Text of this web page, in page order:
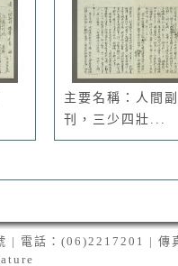
主要名稱：人間副
刊，三少四壯...
| 電話：(06)2217201 |